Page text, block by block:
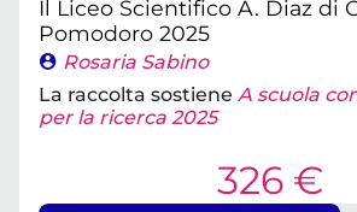
Il Liceo Scientifico A. Diaz di
Pomodoro 2025
Rosaria Sabino
La raccolta sostiene A scuola
per la ricerca 2025
326 €